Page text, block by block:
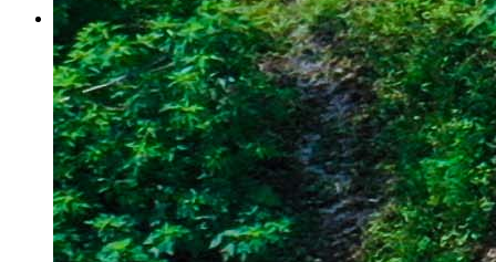
“羽绒之乡”羽球飞舞 河南省新春羽毛球大赛台前揭幕